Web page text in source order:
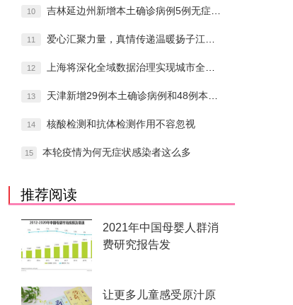
10 吉林延边州新增本土确诊病例5例无症状感染
11 爱心汇聚力量，真情传递温暖扬子江药业集团
12 上海将深化全域数据治理实现城市全周期管理
13 天津新增29例本土确诊病例和48例本土无
14 核酸检测和抗体检测作用不容忽视
15 本轮疫情为何无症状感染者这么多
推荐阅读
2021年中国母婴人群消
费研究报告发
让更多儿童感受原汁原